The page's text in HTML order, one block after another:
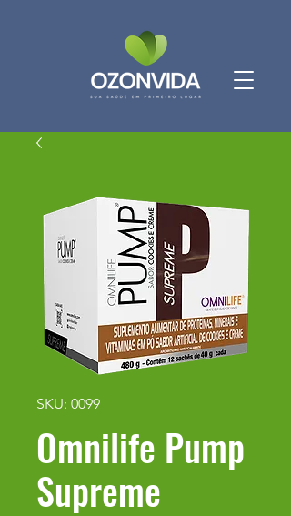
SKU: 0099
Omnilife Pump
Supreme